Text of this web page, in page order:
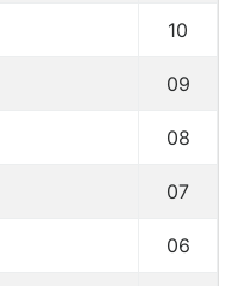
10
09
08
07
06